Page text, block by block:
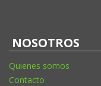
NOSOTROS
Quienes somos
Contacto